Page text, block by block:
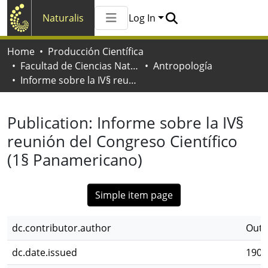
Naturalis
All of Naturalis
Log In
Home
Producción Científica
Facultad de Ciencias Naturales y Museo
Antropología
Informe sobre la IV§ reunión del Congreso Científico (1§ Panamericano)
Publication: Informe sobre la IV§
reunión del Congreso Científico
(1§ Panamericano)
Simple item page
dc.contributor.author
dc.date.issued
1909